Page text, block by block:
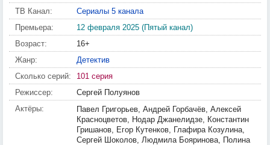
ТВ Канал:
Сериалы 5 канала
Премьера:
12 февраля 2025 (Пятый канал)
Возраст:
16+
Жанр:
Детектив
Сколько серий:
101 серия
Режиссер:
Сергей Полуянов
Актёры:
Павел Григорьев, Андрей Горбачёв, Алексей
Красноцветов, Нодар Джанелидзе, Константин
Гришанов, Егор Кутенков, Глафира Козулина,
Сергей Шоколов, Людмила Бояринова, Полина